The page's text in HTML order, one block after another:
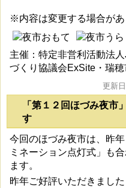
※内容は変更する場合があ
主催：特定非営利活動法
づくり協議会ExSite・瑞穂
更新
「第１２回ほづみ夜市
す
今回のほづみ夜市は、昨
ミネーション点灯式」も
ます。
昨年ご好評いただきまし